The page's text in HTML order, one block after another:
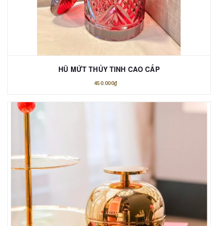
HŨ MỨT THỦY TINH CAO CẤP
450.000₫